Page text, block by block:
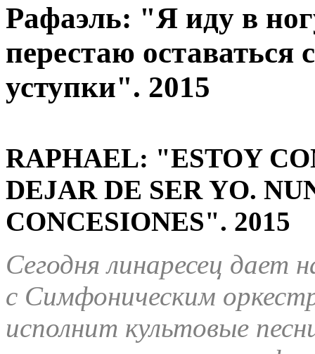
Рафаэль: "Я иду в
перестаю
уступки". 2015
RAPHAEL: "ESTOY
DEJAR DE SER YO.
CONCESIONES". 2015
Сегодня линаресец дает
с Симфоническим
исполнит культовые